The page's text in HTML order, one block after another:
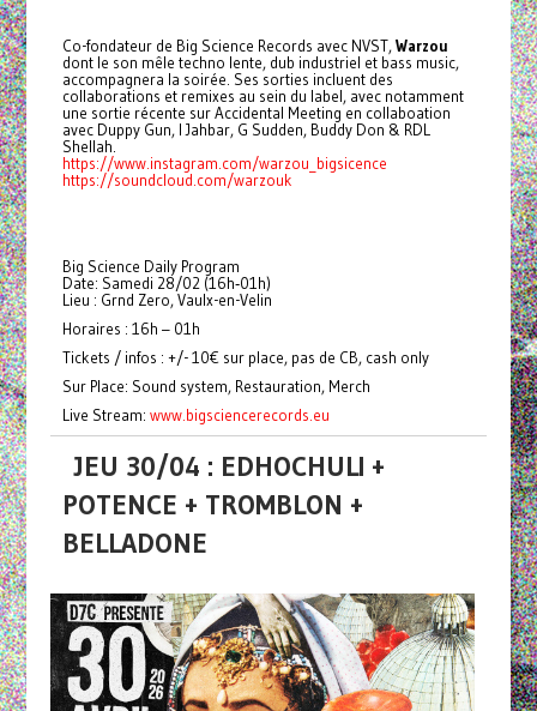
Co-fondateur de Big Science Records avec NVST,Warzou
dont le son mêle techno lente, dub industriel et bass music,
accompagnera la soirée. Ses sorties incluent des
collaborations et remixes au sein du label, avec notamment
une sortie récente sur Accidental Meeting en collaboation
avec Duppy Gun, I Jahbar, G Sudden, Buddy Don & RDL
Shellah.
https://www.instagram.com/warzou_bigsicence
https://soundcloud.com/warzouk
Big Science Daily Program
Date: Samedi 28/02 (16h‑01h)
Lieu : Grnd Zero, Vaulx-en-Velin
Horaires : 16h – 01h
Tickets / infos : +/- 10€ sur place, pas de CB, cash only
Sur Place: Sound system, Restauration, Merch
Live Stream: www.bigsciencerecords.eu
JEU 30/04 : EDHOCHULI +
POTENCE + TROMBLON +
BELLADONE